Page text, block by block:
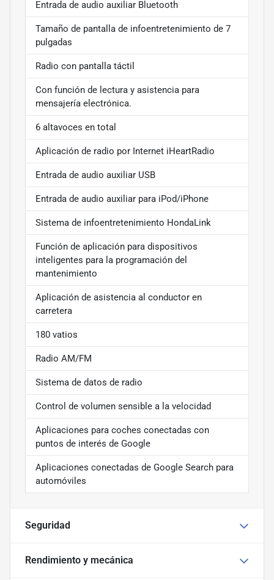
Entrada de audio auxiliar Bluetooth
Tamaño de pantalla de infoentretenimiento de 7
pulgadas
Radio con pantalla táctil
Con función de lectura y asistencia para
mensajería electrónica.
6 altavoces en total
Aplicación de radio por Internet iHeartRadio
Entrada de audio auxiliar USB
Entrada de audio auxiliar para iPod/iPhone
Sistema de infoentretenimiento HondaLink
Función de aplicación para dispositivos
inteligentes para la programación del
mantenimiento
Aplicación de asistencia al conductor en
carretera
180 vatios
Radio AM/FM
Sistema de datos de radio
Control de volumen sensible a la velocidad
Aplicaciones para coches conectadas con
puntos de interés de Google
Aplicaciones conectadas de Google Search para
automóviles
Seguridad
Rendimiento y mecánica